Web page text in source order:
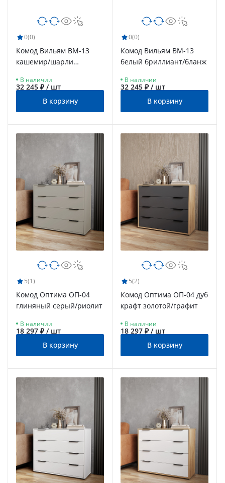
0(0)
Комод Вильям ВМ-13
кашемир/шарли
В наличии
32 245 ₽ / шт
В корзину
0(0)
Комод Вильям ВМ-13
белый бриллиант/бланж
В наличии
32 245 ₽ / шт
В корзину
5(1)
Комод Оптима ОП-04
глиняный серый/риолит
В наличии
18 297 ₽ / шт
В корзину
5(2)
Комод Оптима ОП-04 дуб
крафт золотой/графит
В наличии
18 297 ₽ / шт
В корзину